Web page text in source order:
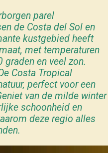
parel
de Costa del Sol en
kustgebied heeft
met temperaturen
en veel zon.
Costa Tropical
perfect voor een
van de milde winter
schoonheid en
deze regio alles